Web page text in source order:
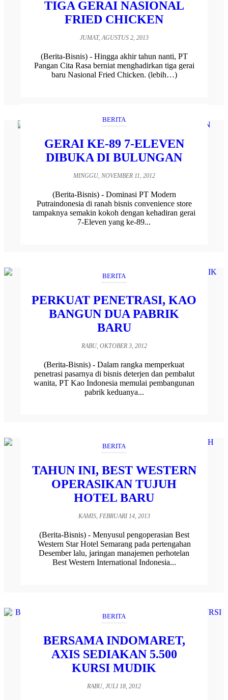
TIGA GERAI NASIONAL
FRIED CHICKEN
JUMAT, AGUSTUS 2, 2013
(Berita-Bisnis) - Hingga akhir tahun nanti, PT
Pangan Cita Rasa berniat menghadirkan tiga gerai
baru Nasional Fried Chicken. (lebih…)
BERITA
GERAI KE-89 7-ELEVEN
DIBUKA DI BULUNGAN
MINGGU, NOVEMBER 11, 2012
(Berita-Bisnis) - Dominasi PT Modern
Putraindonesia di ranah bisnis convenience store
tampaknya semakin kokoh dengan kehadiran gerai
7-Eleven yang ke-89...
BERITA
PERKUAT PENETRASI, KAO
BANGUN DUA PABRIK
BARU
RABU, OKTOBER 3, 2012
(Berita-Bisnis) - Dalam rangka memperkuat
penetrasi pasarnya di bisnis deterjen dan pembalut
wanita, PT Kao Indonesia memulai pembangunan
pabrik keduanya...
BERITA
TAHUN INI, BEST WESTERN
OPERASIKAN TUJUH
HOTEL BARU
KAMIS, FEBRUARI 14, 2013
(Berita-Bisnis) - Menyusul pengoperasian Best
Western Star Hotel Semarang pada pertengahan
Desember lalu, jaringan manajemen perhotelan
Best Western International Indonesia...
BERITA
BERSAMA INDOMARET,
AXIS SEDIAKAN 5.500
KURSI MUDIK
RABU, JULI 18, 2012